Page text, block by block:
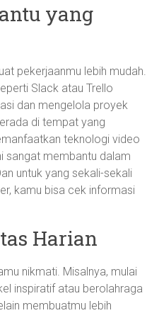
yang
pekerjaanmu lebih mudah.
Slack atau Trello
dan mengelola proyek
di tempat yang
teknologi video
sangat membantu dalam
untuk yang sekali-sekali
kamu bisa cek informasi
Harian
nikmati. Misalnya, mulai
inspiratif atau berolahraga
membuatmu lebih